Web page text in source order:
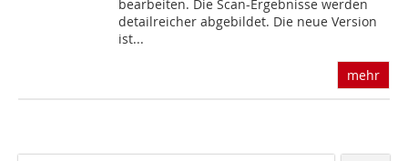
bearbeiten. Die Scan-Ergebnisse werden
detailreicher abgebildet. Die neue Version
ist...
mehr